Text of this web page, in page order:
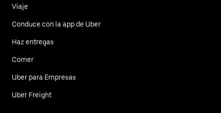
Viaje
Conduce con la app de Uber
Haz entregas
Comer
Uber para Empresas
Uber Freight